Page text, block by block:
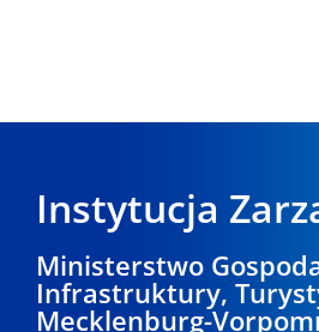
Instytucja
Ministerstwo
Infrastruktury,
Mecklenburg-